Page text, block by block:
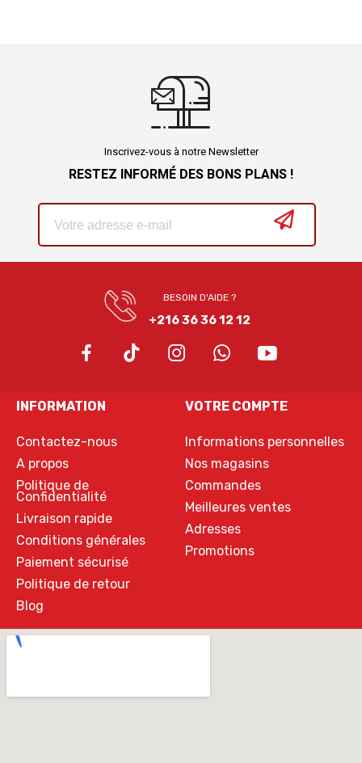
Inscrivez-vous à notre Newsletter
RESTEZ INFORMÉ DES BONS PLANS !
BESOIN D'AIDE ?
+216 36 36 12 12
INFORMATION
Contactez-nous
A propos
Politique de
Confidentialité
Livraison rapide
Conditions générales
Paiement sécurisé
Politique de retour
Blog
VOTRE COMPTE
Informations personnelles
Nos magasins
Commandes
Meilleures ventes
Adresses
Promotions